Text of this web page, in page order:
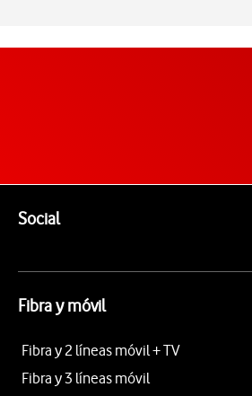
SocialEnlaces a las redes sociales
Fibra y móvil
Fibra y 2 líneas móvil + TV
Fibra y 3 líneas móvil